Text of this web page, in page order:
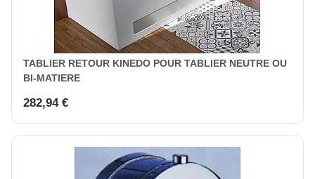
TABLIER RETOUR KINEDO POUR TABLIER NEUTRE OU
BI-MATIERE
282,94 €